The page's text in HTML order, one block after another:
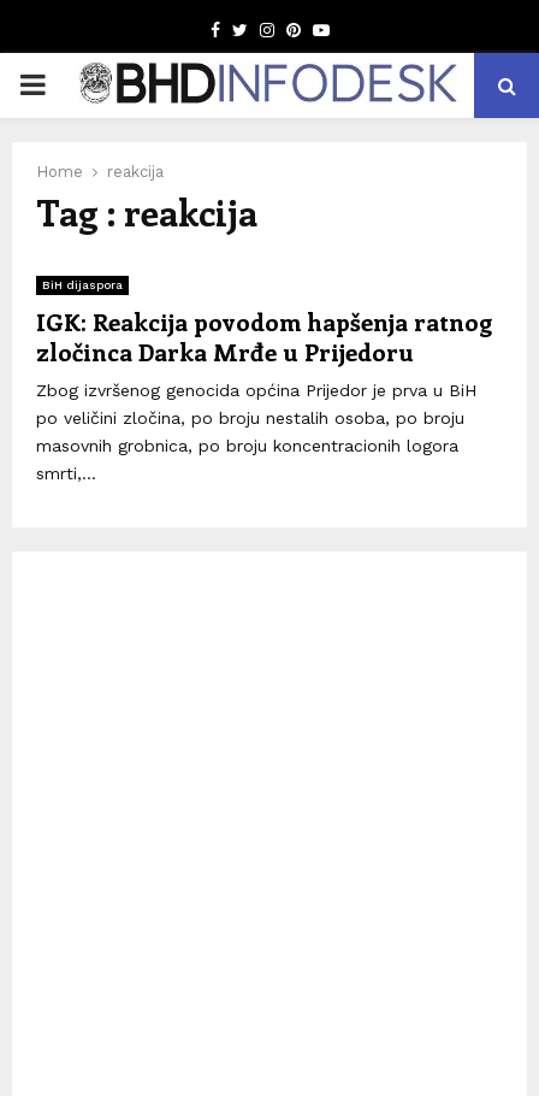
Facebook
TwitterInstagram
Pinterest
Youtube
PRIMARY
Home reakcija
Tag : reakcija
BiH dijaspora
IGK: Reakcija povodom hapšenja ratnog
zločinca Darka Mrđe u Prijedoru
Zbog izvršenog genocida općina Prijedor je prva u BiH
po veličini zločina, po broju nestalih osoba, po broju
masovnih grobnica, po broju koncentracionih logora
smrti,...